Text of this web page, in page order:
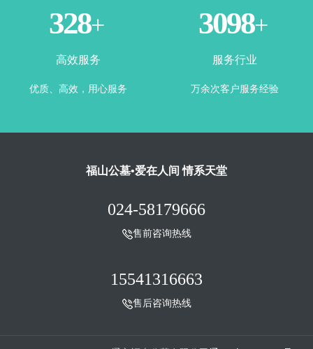
365+
高效服务
优质、高效，用心服务
3500+
服务行业
万余次客户服务经验
福山公墓•爱在人间 情系天堂
024-58179666
售前咨询热线
15541316663
售后咨询热线